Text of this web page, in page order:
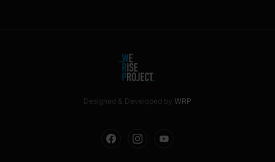
Designed & Developed by WRP